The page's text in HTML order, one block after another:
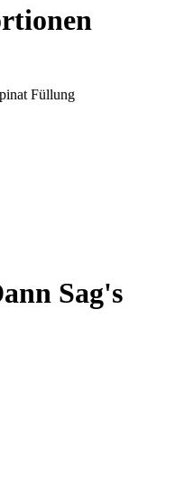
Füllung
Sag's